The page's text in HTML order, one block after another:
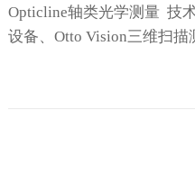
Opticline轴类光学测量 技
设备、Otto Vision三维扫描